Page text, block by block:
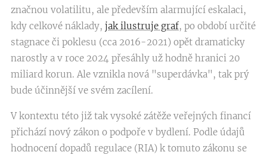
značnou volatilitu, ale především alarmující eskalaci,
kdy celkové náklady, jak ilustruje graf, po období určité
stagnace či poklesu (cca 2016-2021) opět dramaticky
narostly a v roce 2024 přesáhly už hodně hranici 20
miliard korun. Ale vznikla nová "superdávka", tak prý
bude účinnější ve svém zacílení.
V kontextu této již tak vysoké zátěže veřejných financí
přichází nový zákon o podpoře v bydlení. Podle údajů
hodnocení dopadů regulace (RIA) k tomuto zákonu se